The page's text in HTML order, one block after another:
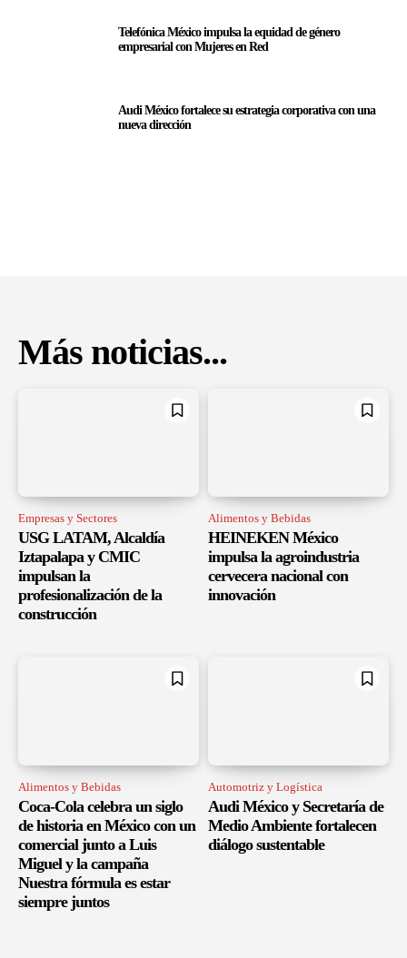
Telefónica México impulsa la equidad de género
empresarial con Mujeres en Red
Audi México fortalece su estrategia corporativa con una
nueva dirección
Más noticias...
Empresas y Sectores
USG LATAM, Alcaldía
Iztapalapa y CMIC
impulsan la
profesionalización de la
construcción
Alimentos y Bebidas
HEINEKEN México
impulsa la agroindustria
cervecera nacional con
innovación
Alimentos y Bebidas
Coca-Cola celebra un siglo
de historia en México con un
comercial junto a Luis
Miguel y la campaña
Nuestra fórmula es estar
siempre juntos
Automotriz y Logística
Audi México y Secretaría de
Medio Ambiente fortalecen
diálogo sustentable